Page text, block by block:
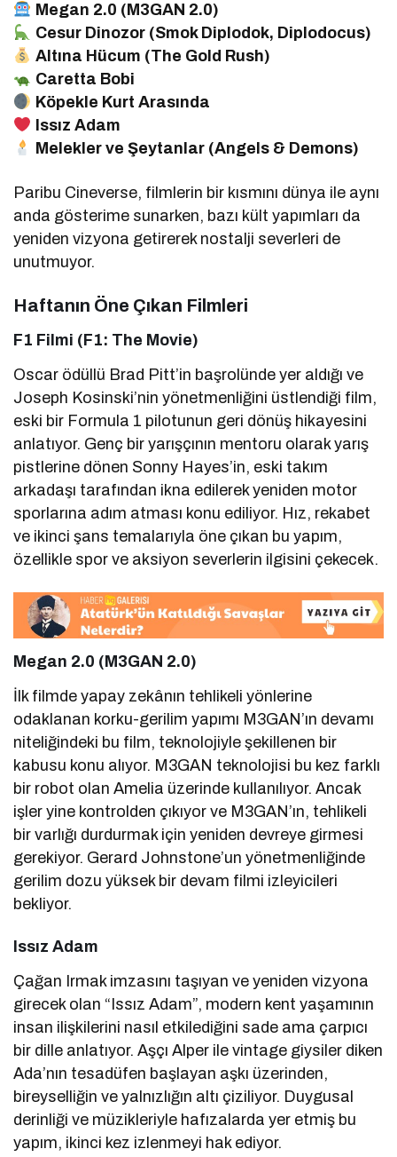
Megan 2.0 (M3GAN 2.0)
Cesur Dinozor (Smok Diplodok, Diplodocus)
Altına Hücum (The Gold Rush)
Caretta Bobi
Köpekle Kurt Arasında
Issız Adam
Melekler ve Şeytanlar (Angels & Demons)
Paribu Cineverse, filmlerin bir kısmını dünya ile aynı
anda gösterime sunarken, bazı kült yapımları da
yeniden vizyona getirerek nostalji severleri de
unutmuyor.
Haftanın Öne Çıkan Filmleri
F1 Filmi (F1: The Movie)
Oscar ödüllü Brad Pitt’in başrolünde yer aldığı ve
Joseph Kosinski’nin yönetmenliğini üstlendiği film,
eski bir Formula 1 pilotunun geri dönüş hikayesini
anlatıyor. Genç bir yarışçının mentoru olarak yarış
pistlerine dönen Sonny Hayes’in, eski takım
arkadaşı tarafından ikna edilerek yeniden motor
sporlarına adım atması konu ediliyor. Hız, rekabet
ve ikinci şans temalarıyla öne çıkan bu yapım,
özellikle spor ve aksiyon severlerin ilgisini çekecek.
Megan 2.0 (M3GAN 2.0)
İlk filmde yapay zekânın tehlikeli yönlerine
odaklanan korku-gerilim yapımı M3GAN’ın devamı
niteliğindeki bu film, teknolojiyle şekillenen bir
kabusu konu alıyor. M3GAN teknolojisi bu kez farklı
bir robot olan Amelia üzerinde kullanılıyor. Ancak
işler yine kontrolden çıkıyor ve M3GAN’ın, tehlikeli
bir varlığı durdurmak için yeniden devreye girmesi
gerekiyor. Gerard Johnstone’un yönetmenliğinde
gerilim dozu yüksek bir devam filmi izleyicileri
bekliyor.
Issız Adam
Çağan Irmak imzasını taşıyan ve yeniden vizyona
girecek olan “Issız Adam”, modern kent yaşamının
insan ilişkilerini nasıl etkilediğini sade ama çarpıcı
bir dille anlatıyor. Aşçı Alper ile vintage giysiler diken
Ada’nın tesadüfen başlayan aşkı üzerinden,
bireyselliğin ve yalnızlığın altı çiziliyor. Duygusal
derinliği ve müzikleriyle hafızalarda yer etmiş bu
yapım, ikinci kez izlenmeyi hak ediyor.